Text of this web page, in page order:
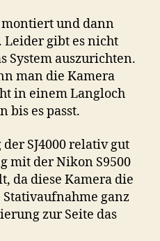
montiert und dann
Leider gibt es nicht
System auszurichten.
man die Kamera
in einem Langloch
bis es passt.
SJ4000 relativ gut
mit der Nikon S9500
da diese Kamera die
ganz
zur Seite das